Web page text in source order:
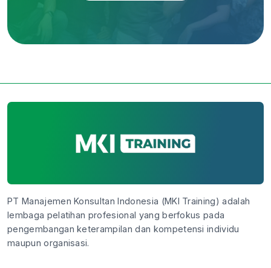
PT Manajemen Konsultan Indonesia (MKI Training) adalah
lembaga pelatihan profesional yang berfokus pada
pengembangan keterampilan dan kompetensi individu
maupun organisasi.